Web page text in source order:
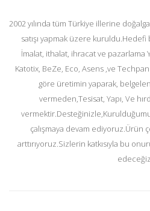
2002 yılında tüm Türkiye illerine
satışı yapmak üzere
İmalat, ithalat, ihracat ve pazarlama
Katotix, BeZe, Eco, Asens ,ve
göre üretimin yaparak,
vermeden,Tesisat, Yapı, Ve
çalışmaya devam ediyoruz.Ürün
arttırıyoruz.Sizlerin katkısıyla bu